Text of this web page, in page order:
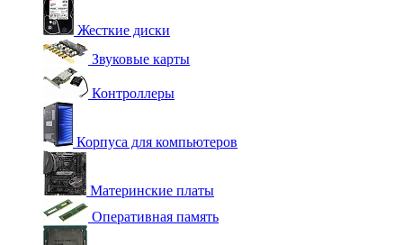
Жесткие диски
Звуковые карты
Контроллеры
Корпуса для компьютеров
Материнские платы
Оперативная память